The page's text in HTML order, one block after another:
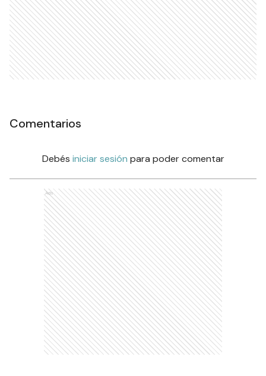
Comentarios
Debés iniciar sesión para poder comentar
Ads